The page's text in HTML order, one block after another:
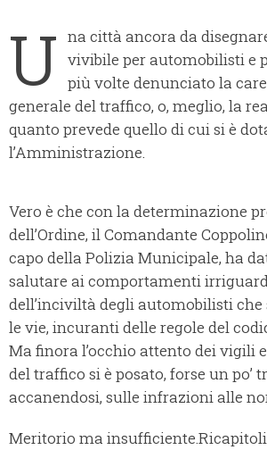
U na città ancora da
vivibile per automobilisti e
più volte denunciato la
generale del traffico, o, meglio, la
quanto prevede quello di cui si è
l’Amministrazione.
Vero è che con la determinazione
dell’Ordine, il Comandante
capo della Polizia Municipale, ha
salutare ai comportamenti
dell’inciviltà degli automobilisti
le vie, incuranti delle regole del
Ma finora l’occhio attento dei vigili
del traffico si è posato, forse un po’
accanendosi, sulle infrazioni alle
Meritorio ma insufficiente.